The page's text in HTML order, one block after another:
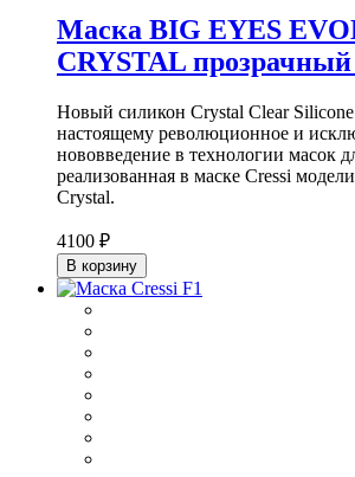
Маска BIG EYES
CRYSTAL
Новый силикон Crystal Clear
настоящему революционное и
нововведение в технологии масок
реализованная в маске Cressi
Crystal.
4100 ₽
В корзину